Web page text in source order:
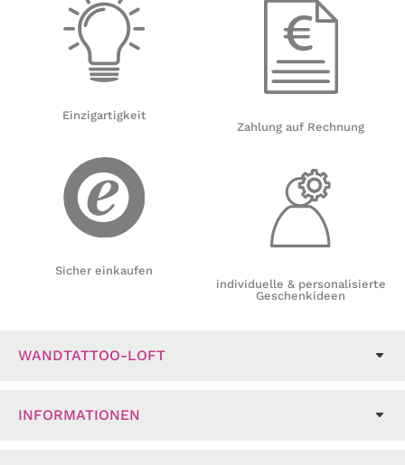
Einzigartigkeit
Sicher einkaufen
Zahlung auf Rechnung
individuelle & personalisierte
Geschenkideen
WANDTATTOO-LOFT
INFORMATIONEN